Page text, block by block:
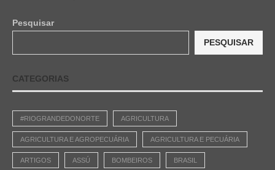
Pesquisar
PESQUISAR
CATEGORIAS
#RIOGRANDEDONORTE AGRICULTURA
AGRICULTURA E AGROPECUÁRIA AGRICULTURA E PECUÁRIA
ARTIGOS ASSÚ BOMBEIROS BRASIL